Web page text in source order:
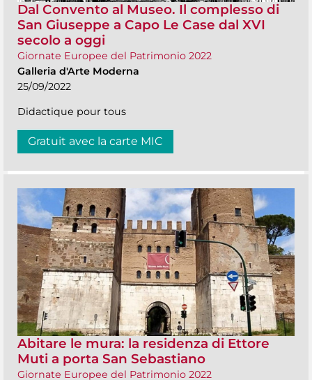
Dal Convento al Museo. Il complesso di
San Giuseppe a Capo Le Case dal XVI
secolo a oggi
Giornate Europee del Patrimonio 2022
Galleria d'Arte Moderna
25/09/2022
Didactique pour tous
Gratuit avec la carte MIC
Abitare le mura: la residenza di Ettore
Muti a porta San Sebastiano
Giornate Europee del Patrimonio 2022